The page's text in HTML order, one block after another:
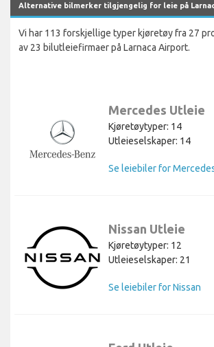
Alternative bilmerker tilgjengelig for leie på
Vi har 113 forskjellige typer kjøretøy fra 27
av 23 bilutleiefirmaer på Larnaca Airport.
Mercedes Utleie
Kjøretøytyper: 14
Utleieselskaper: 14
Se leiebiler for
Nissan Utleie
Kjøretøytyper: 12
Utleieselskaper: 21
Se leiebiler for Nissan